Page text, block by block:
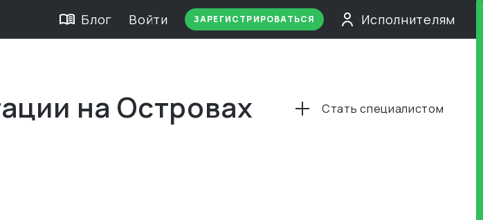
Блог Войти ЗАРЕГИСТРИРОВАТЬСЯ Исполнителям
на Островах
Стать специалистом